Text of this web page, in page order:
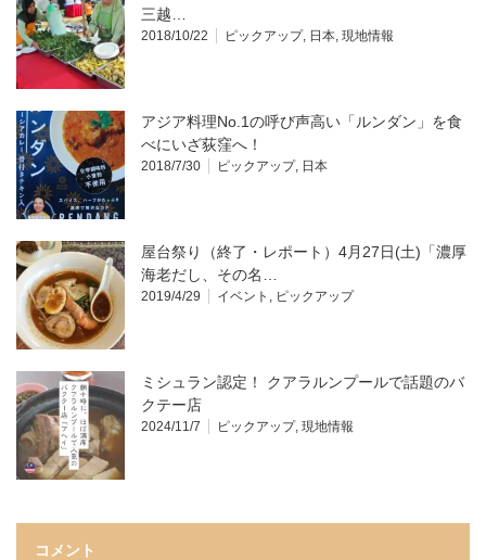
三越…
2018/10/22 ピックアップ, 日本 現地情報
アジア料理No.1の呼び声高い「ルンダン」を食
べにいざ荻窪へ！
2018/7/30 ピックアップ, 日本
屋台祭り（終了・レポート）4月27日(土)「濃厚
海老だし、その名…
2019/4/29 イベント ピックアップ
ミシュラン認定！ クアラルンプールで話題のバ
クテー店
2024/11/7 ピックアップ, 現地情報
コメント